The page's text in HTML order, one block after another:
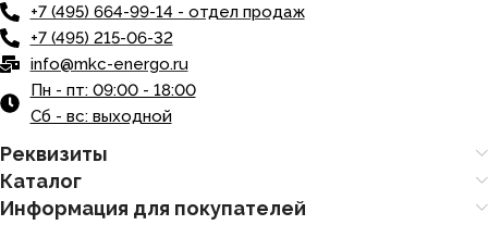
+7 (495) 664-99-14 - отдел продаж
+7 (495) 215-06-32
info@mkc-energo.ru
Пн - пт: 09:00 - 18:00
Сб - вс: выходной
Реквизиты
Каталог
Информация для покупателей